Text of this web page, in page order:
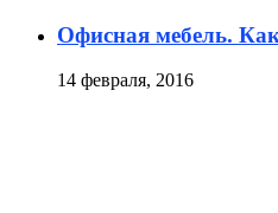
Офисная мебель.
14 февраля, 2016